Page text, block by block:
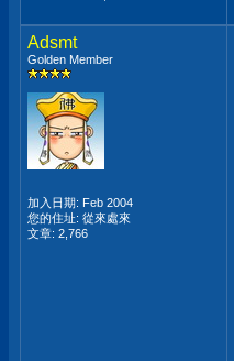
Adsmt
Golden Member
加入日期: Feb 2004
您的住址: 從來處來
文章: 2,766